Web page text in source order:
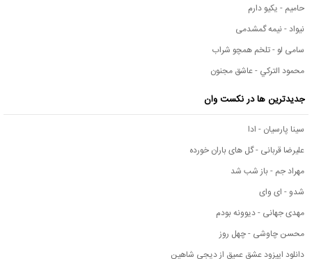
حامیم - یکیو دارم
نیواد - نیمه گمشدمی
سامی لو - تلخم همچو شراب
محمود التركي - عاشق مجنون
جدیدترین ها در نکست وان
سینا پارسیان - ادا
علیرضا قربانی - گل های باران خورده
مهراد جم - باز شب شد
شدو - ای وای
مهدی جهانی - دیوونه بودم
محسن چاوشی - چهل روز
دانلود اپیزود عشق عمیق از دیجی شاهین